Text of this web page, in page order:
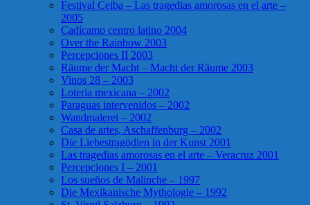
Festival Ceiba – Las tragedias amorosas en el arte –
2005
Cadícamo centro latino 2004
Over the Rainbow 2003
Percepciones II 2003
Räume der Macht – Macht der Räume 2003
Vinos 28 – 2003
Loteria mexicana – 2002
Paraguas intervenidos – 2002
Wandmalerei – 2002
Casa de artes, Aschaffenburg – 2002
Die Liebestragödien in der Kunst 2001
Las tragedias amorosas en el arte – Veracruz 2001
Percepciones I – 2001
Los sueños de Malinche – 1997
Die Mexikanische Mythologie – 1992